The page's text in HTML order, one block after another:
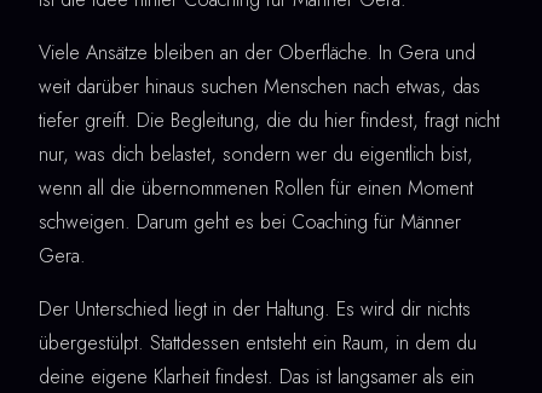
Viele Ansätze bleiben an der Oberfläche. In Gera und
weit darüber hinaus suchen Menschen nach etwas, das
tiefer greift. Die Begleitung, die du hier findest, fragt nicht
nur, was dich belastet, sondern wer du eigentlich bist,
wenn all die übernommenen Rollen für einen Moment
schweigen. Darum geht es bei Coaching für Männer
Gera.
Der Unterschied liegt in der Haltung. Es wird dir nichts
übergestülpt. Stattdessen entsteht ein Raum, in dem du
deine eigene Klarheit findest. Das ist langsamer als ein